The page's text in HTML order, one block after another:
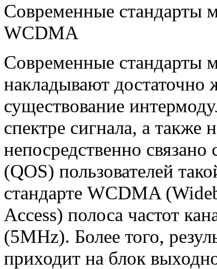
Современные стандарты
WCDMA
Современные стандарты
накладывают достаточно
существование
спектре сигнала, а также
непосредственно
(QOS) пользователей
стандарте WCDMA
Access) полоса частот
(5MHz). Более того,
приходит на блок